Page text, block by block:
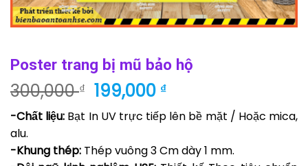
Poster trang bị mũ bảo hộ
300,000₫ Giá
gốc
là:
300,000 ₫.
199,000 ₫Giá
hiện
tại
199,000 ₫.
-Chất liệu: Bạt In UV trực tiếp lên bề mặt / Hoặc mica,
alu.
-Khung thép: Thép vuông 3 Cm dày 1 mm.